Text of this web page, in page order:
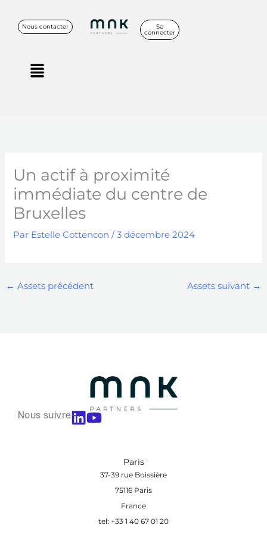
Nous contacter Se
connecter
Menu
Un actif à proximité
immédiate du centre de
Bruxelles
Par Estelle Cottencon/3 décembre 2024
← Assets précédent Assets suivant →
Nous suivre
Paris
37-39 rue Boissière
75116 Paris
France
tel: +33 1 40 67 01 20